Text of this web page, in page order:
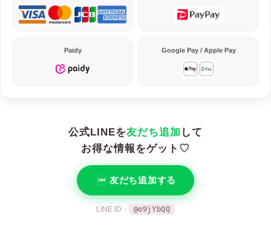
Paidy Google Pay / Apple Pay
公式LINEを友だち追加 して
お得な情報をゲット♡
友だち追加する
LINE ID： @o9jYbQQ